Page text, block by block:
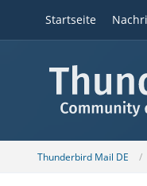
Startseite
Thunderbird Mail DE